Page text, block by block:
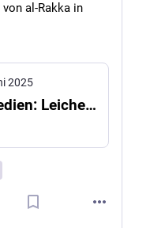
al-Rakka in
2025
Syrien: Medien: Leiche von verschwundenem Jesuitenpater gefunden